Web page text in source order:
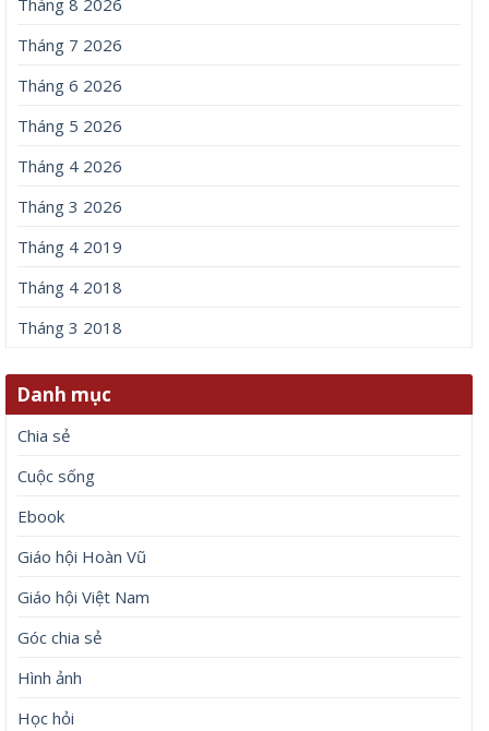
Tháng 7 2026
Tháng 6 2026
Tháng 5 2026
Tháng 4 2026
Tháng 3 2026
Tháng 4 2019
Tháng 4 2018
Tháng 3 2018
Danh mục
Chia sẻ
Cuộc sống
Ebook
Giáo hội Hoàn Vũ
Giáo hội Việt Nam
Góc chia sẻ
Hình ảnh
Học hỏi